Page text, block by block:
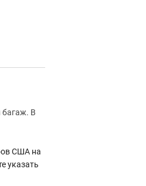
багаж. В
США на
указать